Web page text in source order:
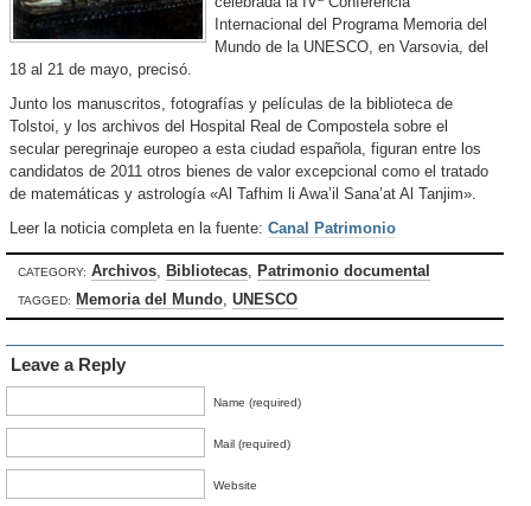
Internacional del Programa Memoria del
Mundo de la UNESCO, en Varsovia, del
18 al 21 de mayo, precisó.
Junto los manuscritos, fotografías y películas de la biblioteca de
Tolstoi, y los archivos del Hospital Real de Compostela sobre el
secular peregrinaje europeo a esta ciudad española, figuran entre los
candidatos de 2011 otros bienes de valor excepcional como el tratado
de matemáticas y astrología «Al Tafhim li Awa’il Sana’at Al Tanjim».
Leer la noticia completa en la fuente: Canal Patrimonio
CATEGORY: Archivos, Bibliotecas, Patrimonio documental
TAGGED: Memoria del Mundo, UNESCO
Leave a Reply
Name (required)
Mail (required)
Website